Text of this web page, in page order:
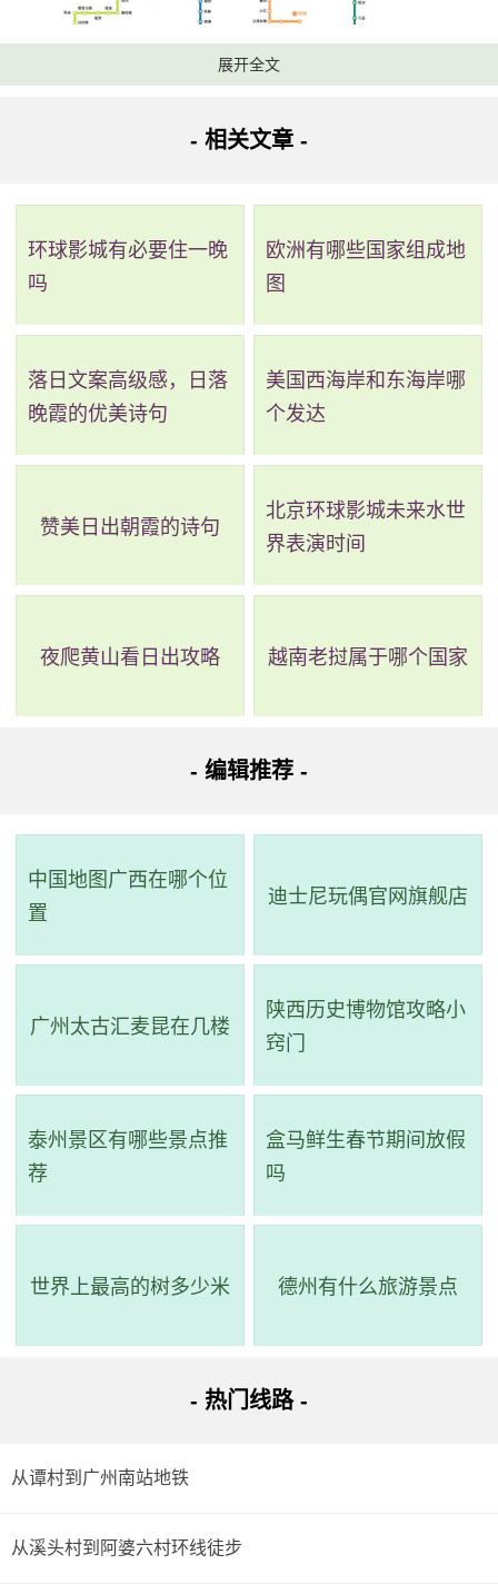
从东山口到广州东站其它乘车路线：
广州火车东站总站站）->步行 -> 到达。
路线三：全程7.6公里，耗时46分钟，无需换乘。
路线简介：起点 ->步行->183路（东山口站 至 广州火车
火车东站总站方向)经过9站到广州火车东站总站站；步行310
路线简介：起点 ->步行->209路（广东工大(地铁区庄站)
站)站乘209路(广州火车东站总站方向)或256路,280路,233
路线五：全程6.3公里，耗时55分钟，无需换乘。
路线简介：起点 ->步行->185路（东风东路(广东工大)站
至 广州火车东站总站站）->步行 -> 到达。
详细路线：从起点到步行1.4公里；东风东路(广东工大)
站乘185路(广州火车东站总站方向)经过6站到广州火车东站
展开全文
- 相关文章 -
环球影城有必要住一晚
吗
欧洲有哪些国家组成地
图
落日文案高级感，日落
晚霞的优美诗句
美国西海岸和东海岸哪
个发达
赞美日出朝霞的诗句
北京环球影城未来水世
界表演时间
夜爬黄山看日出攻略 越南老挝属于哪个国家
- 编辑推荐 -
中国地图广西在哪个位
置
迪士尼玩偶官网旗舰店
广州太古汇麦昆在几楼
陕西历史博物馆攻略小
窍门
泰州景区有哪些景点推
荐
盒马鲜生春节期间放假
吗
世界上最高的树多少米 德州有什么旅游景点
- 热门线路 -
从谭村到广州南站地铁
从溪头村到阿婆六村环线徒步